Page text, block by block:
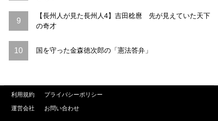
9
【長州人が見た長州人4】吉田稔麿 先が見えていた天下
の奇才
10 国を守った金森徳次郎の「憲法答弁」
利用規約
プライバシーポリシー
運営会社
お問い合わせ